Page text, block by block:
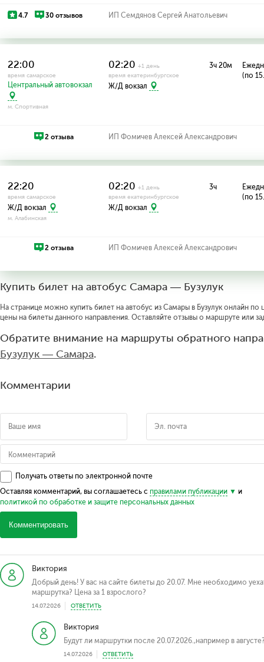
4.7 30 отзывов ИП Семдянов Сергей Анатольевич
22:00
время самарское
Центральный автовокзал
м. Спортивная
02:20+1 день
время екатеринбургское
Ж/Д вокзал
3ч 20м
(по
2 отзыва ИП Фомичев Алексей Александрович
22:20
время самарское
Ж/Д вокзал
м. Алабинская
02:20+1 день
время екатеринбургское
Ж/Д вокзал
3ч
(по
2 отзыва ИП Фомичев Алексей Александрович
Купить билет на автобус Самара — Бузулук
На странице можно купить билет на автобус из Самары в Бузулук онлайн по
цены на билеты данного направления. Оставляйте отзывы о маршруте или
Обратите внимание на маршруты обратного
Бузулук — Самара.
Комментарии
Получать ответы по электронной почте
Оставляя комментарий, вы соглашаетесь с правилами публикации
и
политикой по обработке и защите персональных данных
Комментировать
Виктория
Добрый день! У вас на сайте билеты до 20.07. Мне необходимо
маршрутка? Цена за 1 взрослого?
14.07.2026 ОТВЕТИТЬ
Виктория
Будут ли маршрутки после 20.07.2026.,например в
14.07.2026 ОТВЕТИТЬ